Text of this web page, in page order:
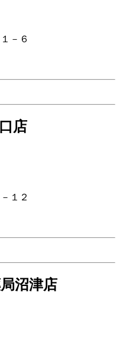
－６
店
１２
沼津店